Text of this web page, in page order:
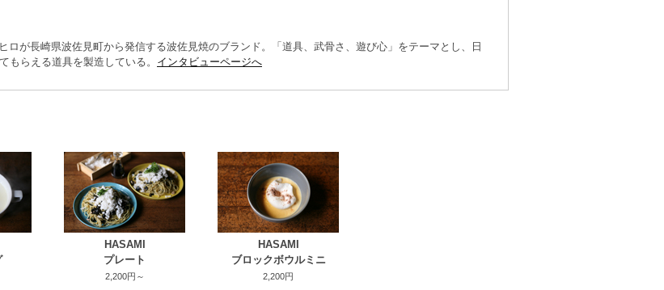
ロが長崎県波佐見町から発信する波佐見焼のブランド。「道具、武骨さ、遊び心」をテーマとし、日
もらえる道具を製造している。 インタビューページへ
HASAMI
プレート
2,200円～
HASAMI
ブロックボウルミニ
2,200円